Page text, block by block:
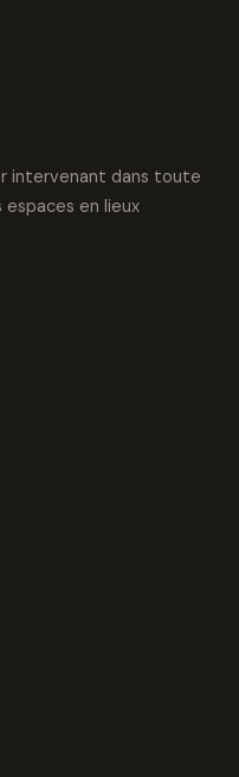
intervenant dans toute
espaces en lieux